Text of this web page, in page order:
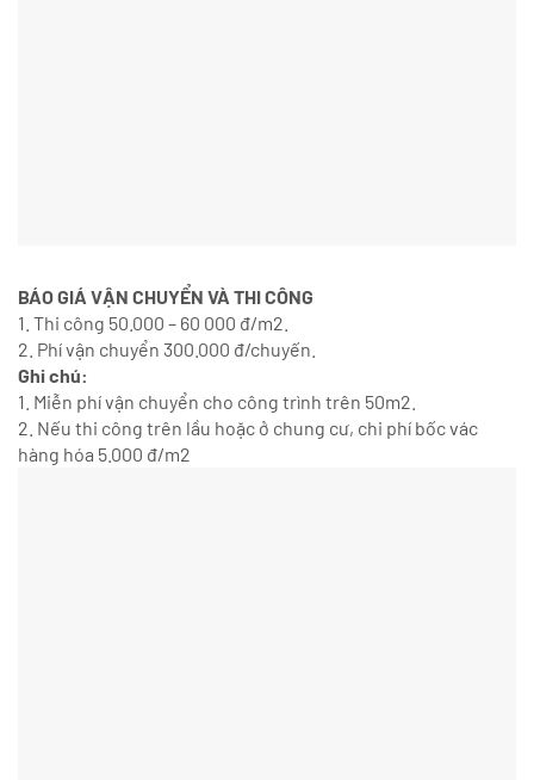
BÁO GIÁ VẬN CHUYỂN VÀ THI CÔNG
1. Thi công 50.000 – 60 000 đ/m2.
2. Phí vận chuyển 300.000 đ/chuyến.
Ghi chú:
1. Miễn phí vận chuyển cho công trình trên 50m2.
2. Nếu thi công trên lầu hoặc ở chung cư, chi phí bốc vác
hàng hóa 5.000 đ/m2